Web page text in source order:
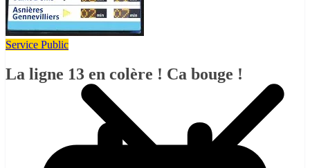
Pétitions
Service Public
La ligne 13 en colère ! Ca bouge !